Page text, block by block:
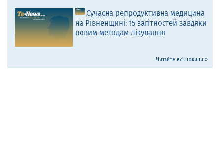
Сучасна репродуктивна медицина
на Рівненщині: 15 вагітностей завдяки
новим методам лікування
Читайте всі новини »